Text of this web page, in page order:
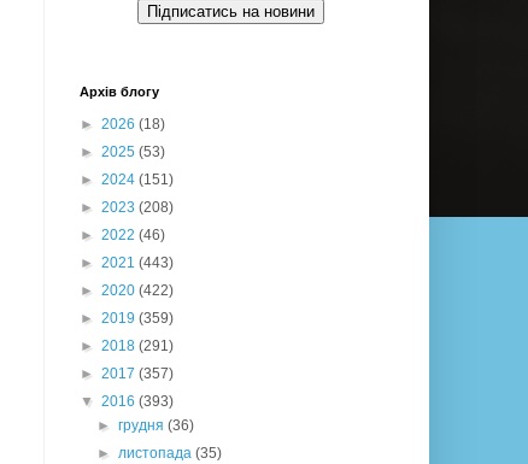
Архів блогу
► 2026 (18)
► 2025 (53)
► 2024 (151)
► 2023 (208)
► 2022 (46)
► 2021 (443)
► 2020 (422)
► 2019 (359)
► 2018 (291)
► 2017 (357)
▼ 2016 (393)
►грудня(36)
►листопада(35)